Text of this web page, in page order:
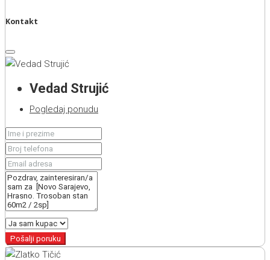
Kontakt
Vedad Strujić
Pogledaj ponudu
Pošalji poruku